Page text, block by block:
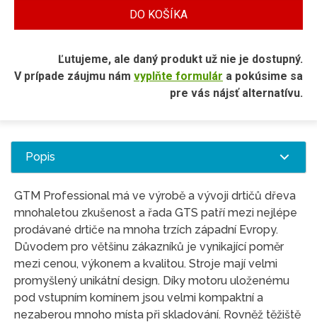
DO KOŠÍKA
Ľutujeme, ale daný produkt už nie je dostupný.
V prípade záujmu nám vyplňte formulár a pokúsime sa
pre vás nájsť alternatívu.
Popis
GTM Professional má ve výrobě a vývoji drtičů dřeva
mnohaletou zkušenost a řada GTS patří mezi nejlépe
prodávané drtiče na mnoha trzích západní Evropy.
Důvodem pro většinu zákazníků je vynikající poměr
mezi cenou, výkonem a kvalitou. Stroje mají velmi
promyšlený unikátní design. Díky motoru uloženému
pod vstupním komínem jsou velmi kompaktní a
nezaberou mnoho místa při skladování. Rovněž těžiště